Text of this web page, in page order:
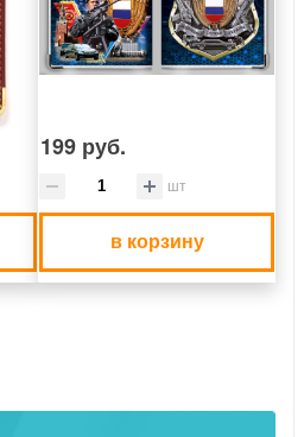
199 руб.
шт
в корзину